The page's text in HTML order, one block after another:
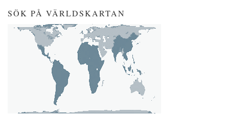
SÖK PÅ VÄRLDSKARTAN